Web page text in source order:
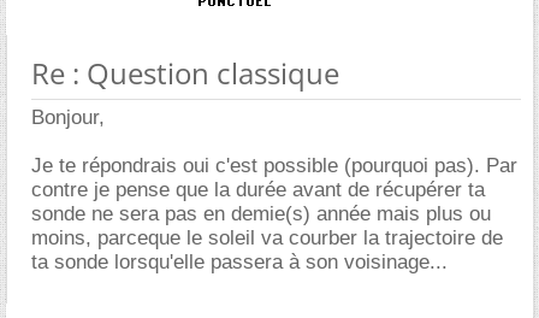
Re : Question classique
Bonjour,
Je te répondrais oui c'est possible (pourquoi pas). Par
contre je pense que la durée avant de récupérer ta
sonde ne sera pas en demie(s) année mais plus ou
moins, parceque le soleil va courber la trajectoire de
ta sonde lorsqu'elle passera à son voisinage...